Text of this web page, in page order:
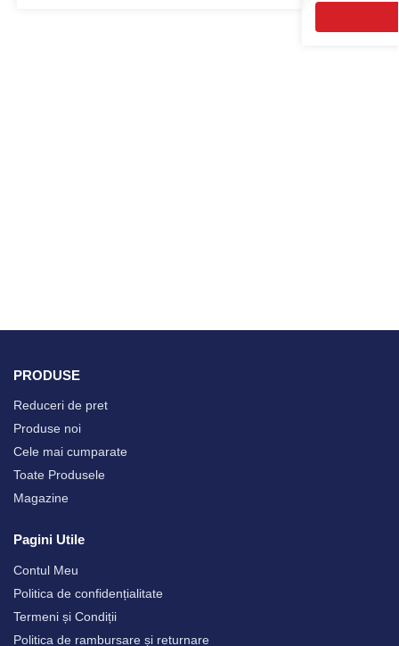
PRODUSE
Reduceri de pret
Produse noi
Cele mai cumparate
Toate Produsele
Magazine
Pagini Utile
Contul Meu
Politica de confidențialitate
Termeni și Condiții
Politica de rambursare și returnare